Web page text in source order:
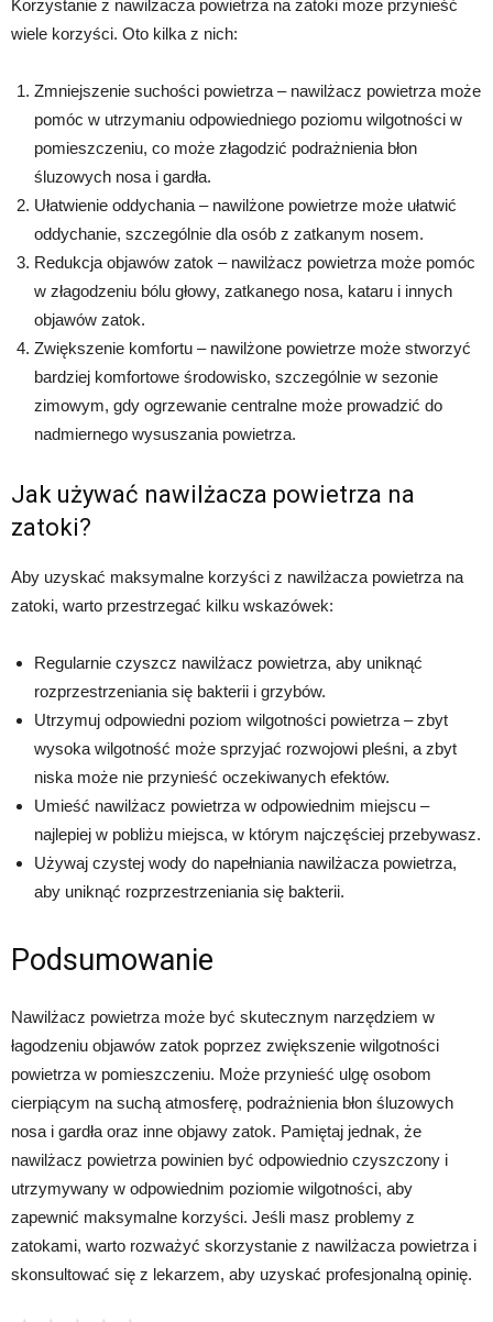
Korzystanie z nawilżacza powietrza na zatoki może przynieść
wiele korzyści. Oto kilka z nich:
Zmniejszenie suchości powietrza – nawilżacz powietrza może
pomóc w utrzymaniu odpowiedniego poziomu wilgotności w
pomieszczeniu, co może złagodzić podrażnienia błon
śluzowych nosa i gardła.
Ułatwienie oddychania – nawilżone powietrze może ułatwić
oddychanie, szczególnie dla osób z zatkanym nosem.
Redukcja objawów zatok – nawilżacz powietrza może pomóc
w złagodzeniu bólu głowy, zatkanego nosa, kataru i innych
objawów zatok.
Zwiększenie komfortu – nawilżone powietrze może stworzyć
bardziej komfortowe środowisko, szczególnie w sezonie
zimowym, gdy ogrzewanie centralne może prowadzić do
nadmiernego wysuszania powietrza.
Jak używać nawilżacza powietrza na
zatoki?
Aby uzyskać maksymalne korzyści z nawilżacza powietrza na
zatoki, warto przestrzegać kilku wskazówek:
Regularnie czyszcz nawilżacz powietrza, aby uniknąć
rozprzestrzeniania się bakterii i grzybów.
Utrzymuj odpowiedni poziom wilgotności powietrza – zbyt
wysoka wilgotność może sprzyjać rozwojowi pleśni, a zbyt
niska może nie przynieść oczekiwanych efektów.
Umieść nawilżacz powietrza w odpowiednim miejscu –
najlepiej w pobliżu miejsca, w którym najczęściej przebywasz.
Używaj czystej wody do napełniania nawilżacza powietrza,
aby uniknąć rozprzestrzeniania się bakterii.
Podsumowanie
Nawilżacz powietrza może być skutecznym narzędziem w
łagodzeniu objawów zatok poprzez zwiększenie wilgotności
powietrza w pomieszczeniu. Może przynieść ulgę osobom
cierpiącym na suchą atmosferę, podrażnienia błon śluzowych
nosa i gardła oraz inne objawy zatok. Pamiętaj jednak, że
nawilżacz powietrza powinien być odpowiednio czyszczony i
utrzymywany w odpowiednim poziomie wilgotności, aby
zapewnić maksymalne korzyści. Jeśli masz problemy z
zatokami, warto rozważyć skorzystanie z nawilżacza powietrza i
skonsultować się z lekarzem, aby uzyskać profesjonalną opinię.